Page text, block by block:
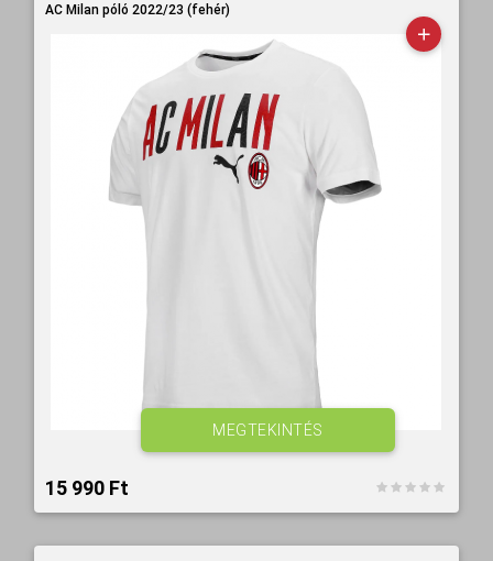
AC Milan póló 2022/23 (fehér)
15 990 Ft‎
MEGTEKINTÉS